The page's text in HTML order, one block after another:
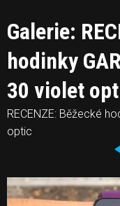
Galerie:
hodinky
30 violet
RECENZE: Běžecké
optic